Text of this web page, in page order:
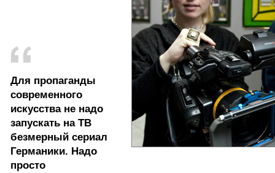
Для пропаганды
современного
искусства не надо
запускать на ТВ
безмерный сериал
Германики. Надо
просто